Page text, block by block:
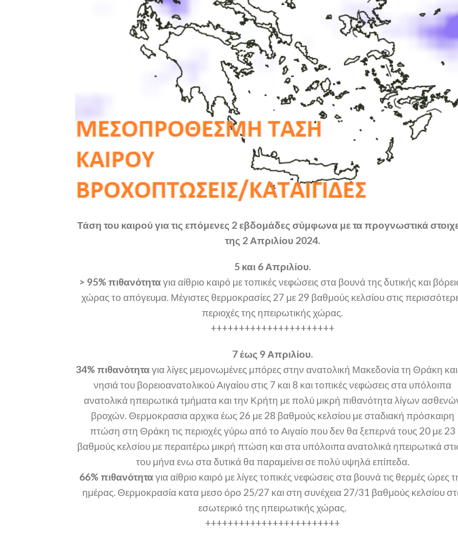
Τάση του καιρού για τις επόμενες 2 εβδομάδες σύμφωνα με τα προγνωστικά
της 2 Απριλίου 2024.
5 και 6 Απριλίου.
> 95% πιθανότηταγια αίθριο καιρό με τοπικές νεφώσεις στα βουνά της δυτικής και
χώρας το απόγευμα. Μέγιστες θερμοκρασίες 27 με 29 βαθμούς κελσίου στις
περιοχές της ηπειρωτικής χώρας.
++++++++++++++++++++++
7 έως 9 Απριλίου.
34% πιθανότηταγια λίγες μεμονωμένες μπόρες στην ανατολική Μακεδονία τη Θράκη
νησιά του βορειοανατολικού Αιγαίου στις 7 και 8 και τοπικές νεφώσεις στα υπόλοιπα
ανατολικά ηπειρωτικά τμήματα και την Κρήτη με πολύ μικρή πιθανότητα λίγων
βροχών. Θερμοκρασια αρχικα έως 26 με 28 βαθμούς κελσίου με σταδιακή πρόσκαιρη
πτώση στη Θράκη τις περιοχές γύρω από το Αιγαίο που δεν θα ξεπερνά τους 20 με 23
βαθμούς κελσίου με περαιτέρω μικρή πτώση και στα υπόλοιπα ανατολικά ηπειρωτικά
του μήνα ενω στα δυτικά θα παραμείνει σε πολύ υψηλά επίπεδα.
66% πιθανότηταγια αίθριο καιρό με λίγες τοπικές νεφώσεις στα βουνά τις θερμές ώρες
ημέρας. Θερμοκρασία κατα μεσο όρο 25/27 και στη συνέχεια 27/31 βαθμούς κελσίου
εσωτερικό της ηπειρωτικής χώρας.
++++++++++++++++++++++++